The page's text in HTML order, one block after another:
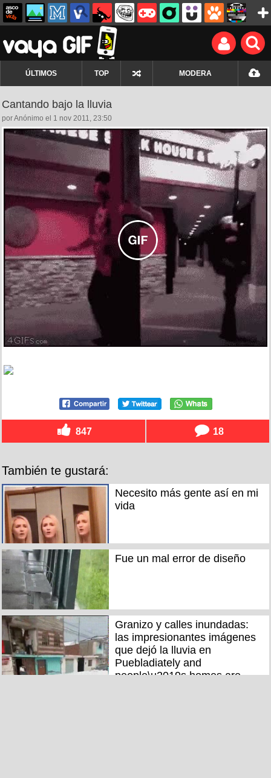
ÚLTIMOS TOP MODERA
Cantando bajo la lluvia
por Anónimo el 1 nov 2011, 23:50
847 18
También te gustará:
Necesito más gente así en mi
vida
Fue un mal error de diseño
Granizo y calles inundadas:
las impresionantes imágenes
que dejó la lluvia en
Puebladiately and
people\u2019s homes are